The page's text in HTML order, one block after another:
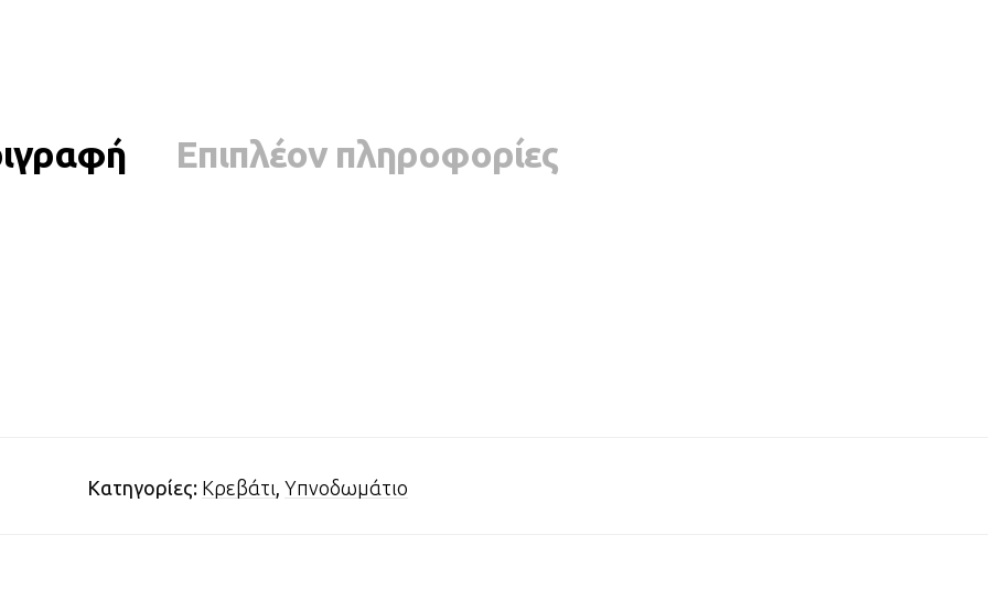
Επιπλέον πληροφορίες
Κατηγορίες: Κρεβάτι Υπνοδωμάτιο